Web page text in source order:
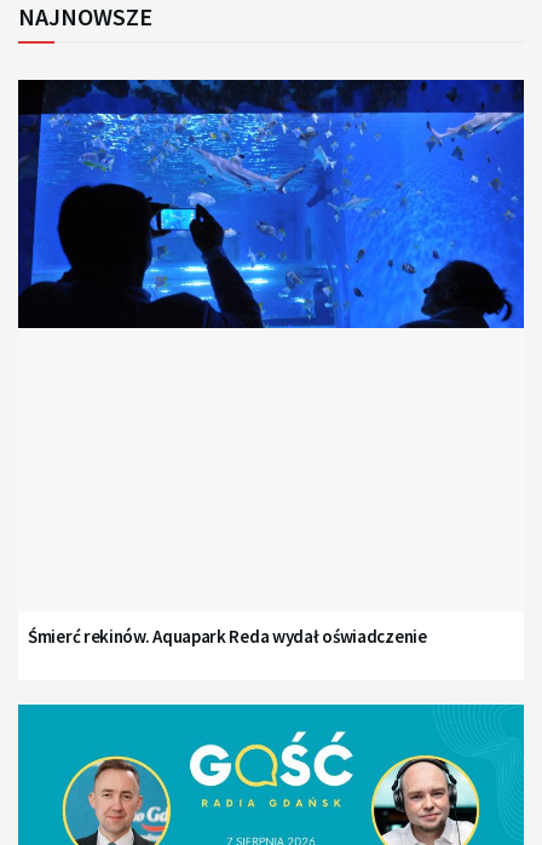
NAJNOWSZE
Śmierć rekinów. Aquapark Reda wydał oświadczenie